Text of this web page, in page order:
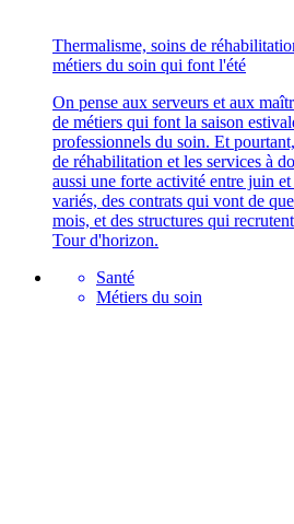
Thermalisme, soins de
métiers du soin qui font l'été
On pense aux serveurs et aux
de métiers qui font la saison
professionnels du soin. Et
de réhabilitation et les services à
aussi une forte activité entre juin
variés, des contrats qui vont de
mois, et des structures qui
Tour d'horizon.
Santé
Métiers du soin